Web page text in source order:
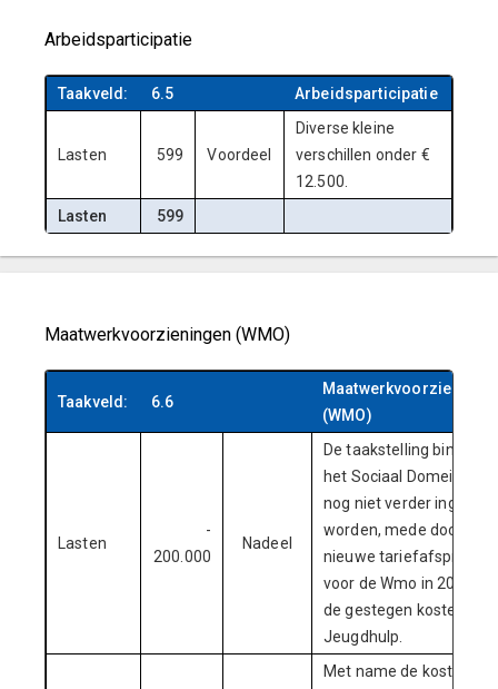
Arbeidsparticipatie
Taakveld: 6.5 Arbeidsparticipatie
Lasten 599 Voordeel
Diverse kleine
verschillen onder €
12.500.
Lasten
599
Maatwerkvoorzieningen (WMO)
Taakveld: 6.6
(WMO)
Lasten
-
200.000
Nadeel
De taakstelling binnen
het Sociaal Domein kon
nog niet verder ingevuld
worden, mede door de
nieuwe tariefafspraken
voor de Wmo in 2024 en
de gestegen kosten
Jeugdhulp.
Met name de kosten